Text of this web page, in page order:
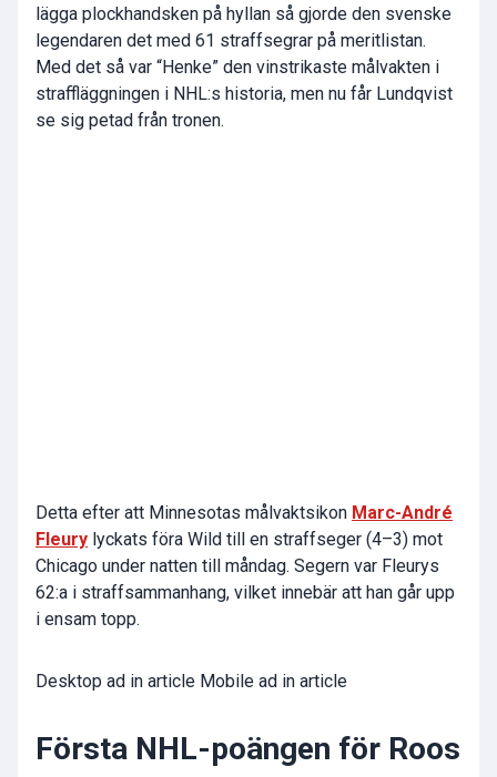
lägga plockhandsken på hyllan så gjorde den svenske
legendaren det med 61 straffsegrar på meritlistan.
Med det så var “Henke” den vinstrikaste målvakten i
straffläggningen i NHL:s historia, men nu får Lundqvist
se sig petad från tronen.
Detta efter att Minnesotas målvaktsikon Marc-André
Fleury lyckats föra Wild till en straffseger (4–3) mot
Chicago under natten till måndag. Segern var Fleurys
62:a i straffsammanhang, vilket innebär att han går upp
i ensam topp.
Desktop ad in article Mobile ad in article
Första NHL-poängen för Roos